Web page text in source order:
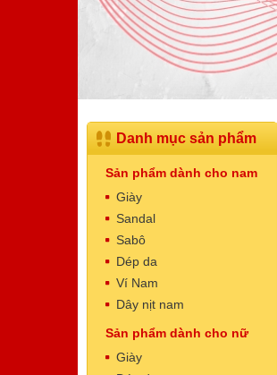
Danh mục sản phẩm
Sản phẩm dành cho nam
Giày
Sandal
Sabô
Dép da
Ví Nam
Dây nịt nam
Sản phẩm dành cho nữ
Giày
Mã sản phẩm: NT5003